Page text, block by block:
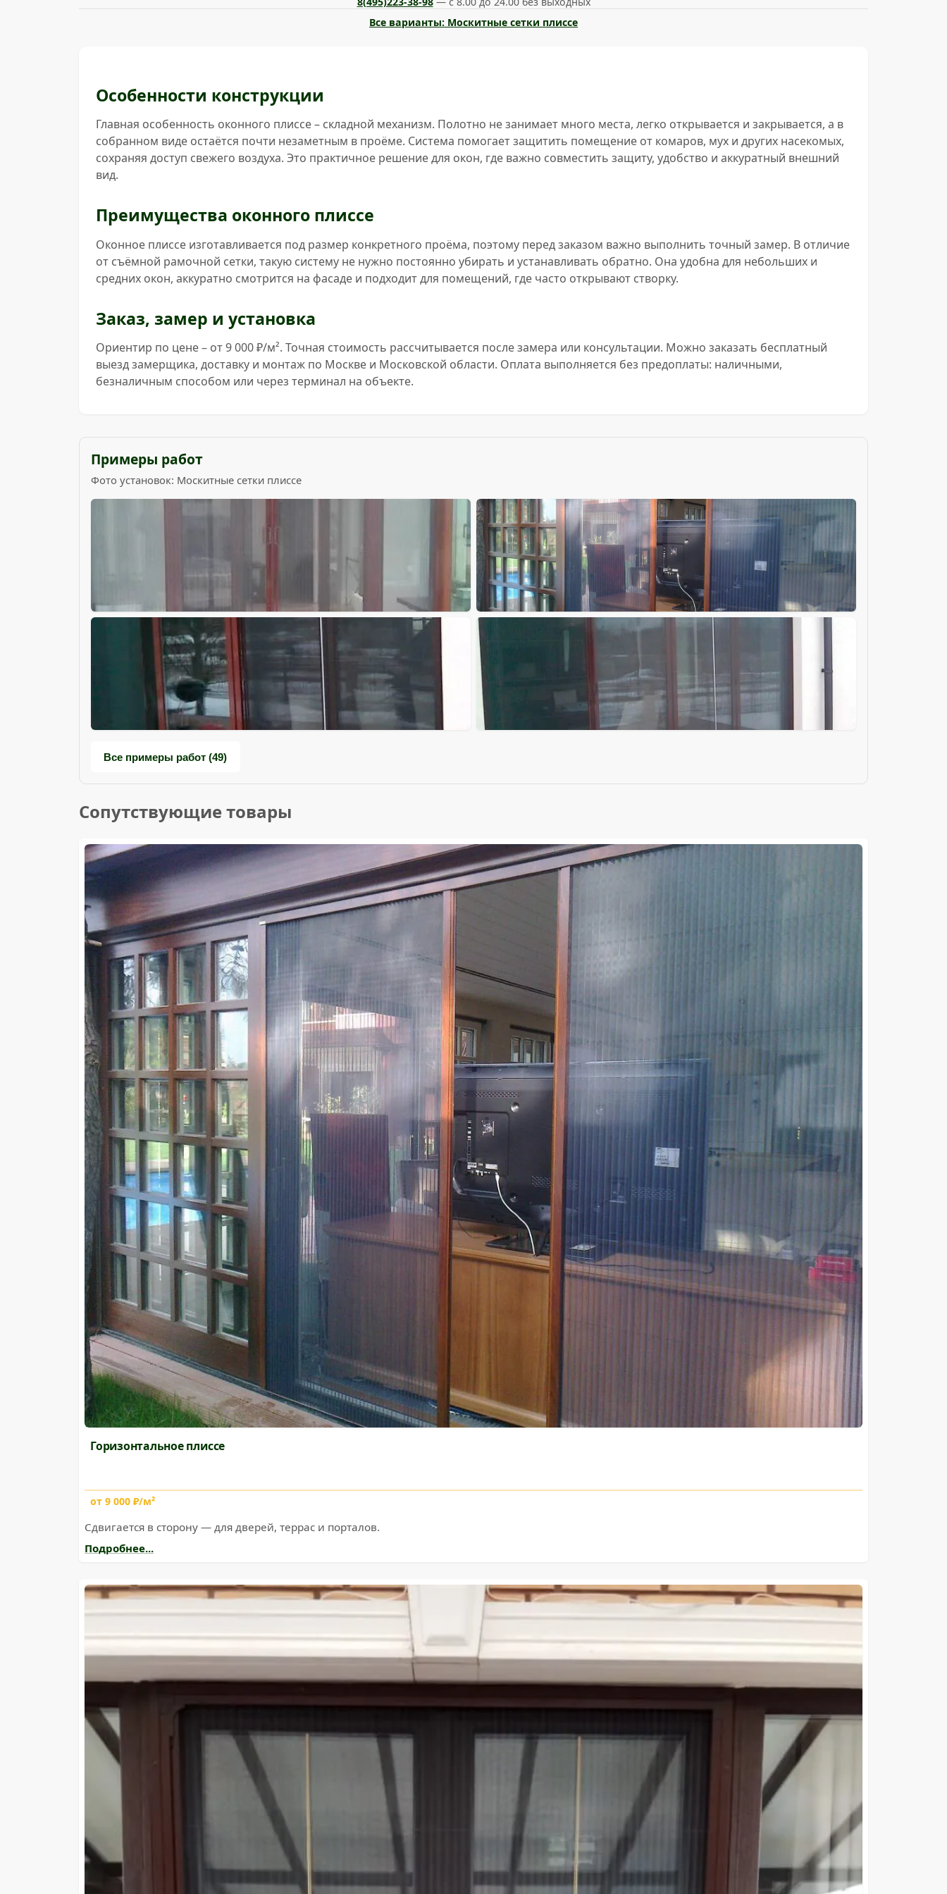
Все варианты: Москитные сетки плиссе
Особенности конструкции
Главная особенность оконного плиссе – складной механизм. Полотно не занимает много места, легко открывается и закрывается, а в
собранном виде остаётся почти незаметным в проёме. Система помогает защитить помещение от комаров, мух и других насекомых,
сохраняя доступ свежего воздуха. Это практичное решение для окон, где важно совместить защиту, удобство и аккуратный внешний
вид.
Преимущества оконного плиссе
Оконное плиссе изготавливается под размер конкретного проёма, поэтому перед заказом важно выполнить точный замер. В отличие
от съёмной рамочной сетки, такую систему не нужно постоянно убирать и устанавливать обратно. Она удобна для небольших и
средних окон, аккуратно смотрится на фасаде и подходит для помещений, где часто открывают створку.
Заказ, замер и установка
Ориентир по цене – от 9 000 ₽/м². Точная стоимость рассчитывается после замера или консультации. Можно заказать бесплатный
выезд замерщика, доставку и монтаж по Москве и Московской области. Оплата выполняется без предоплаты: наличными,
безналичным способом или через терминал на объекте.
Примеры работ
Фото установок: Москитные сетки плиссе
Все примеры работ (49)
Сопутствующие товары
Горизонтальное плиссе
от 9 000 ₽/м²
Сдвигается в сторону — для дверей, террас и порталов.
Подробнее...